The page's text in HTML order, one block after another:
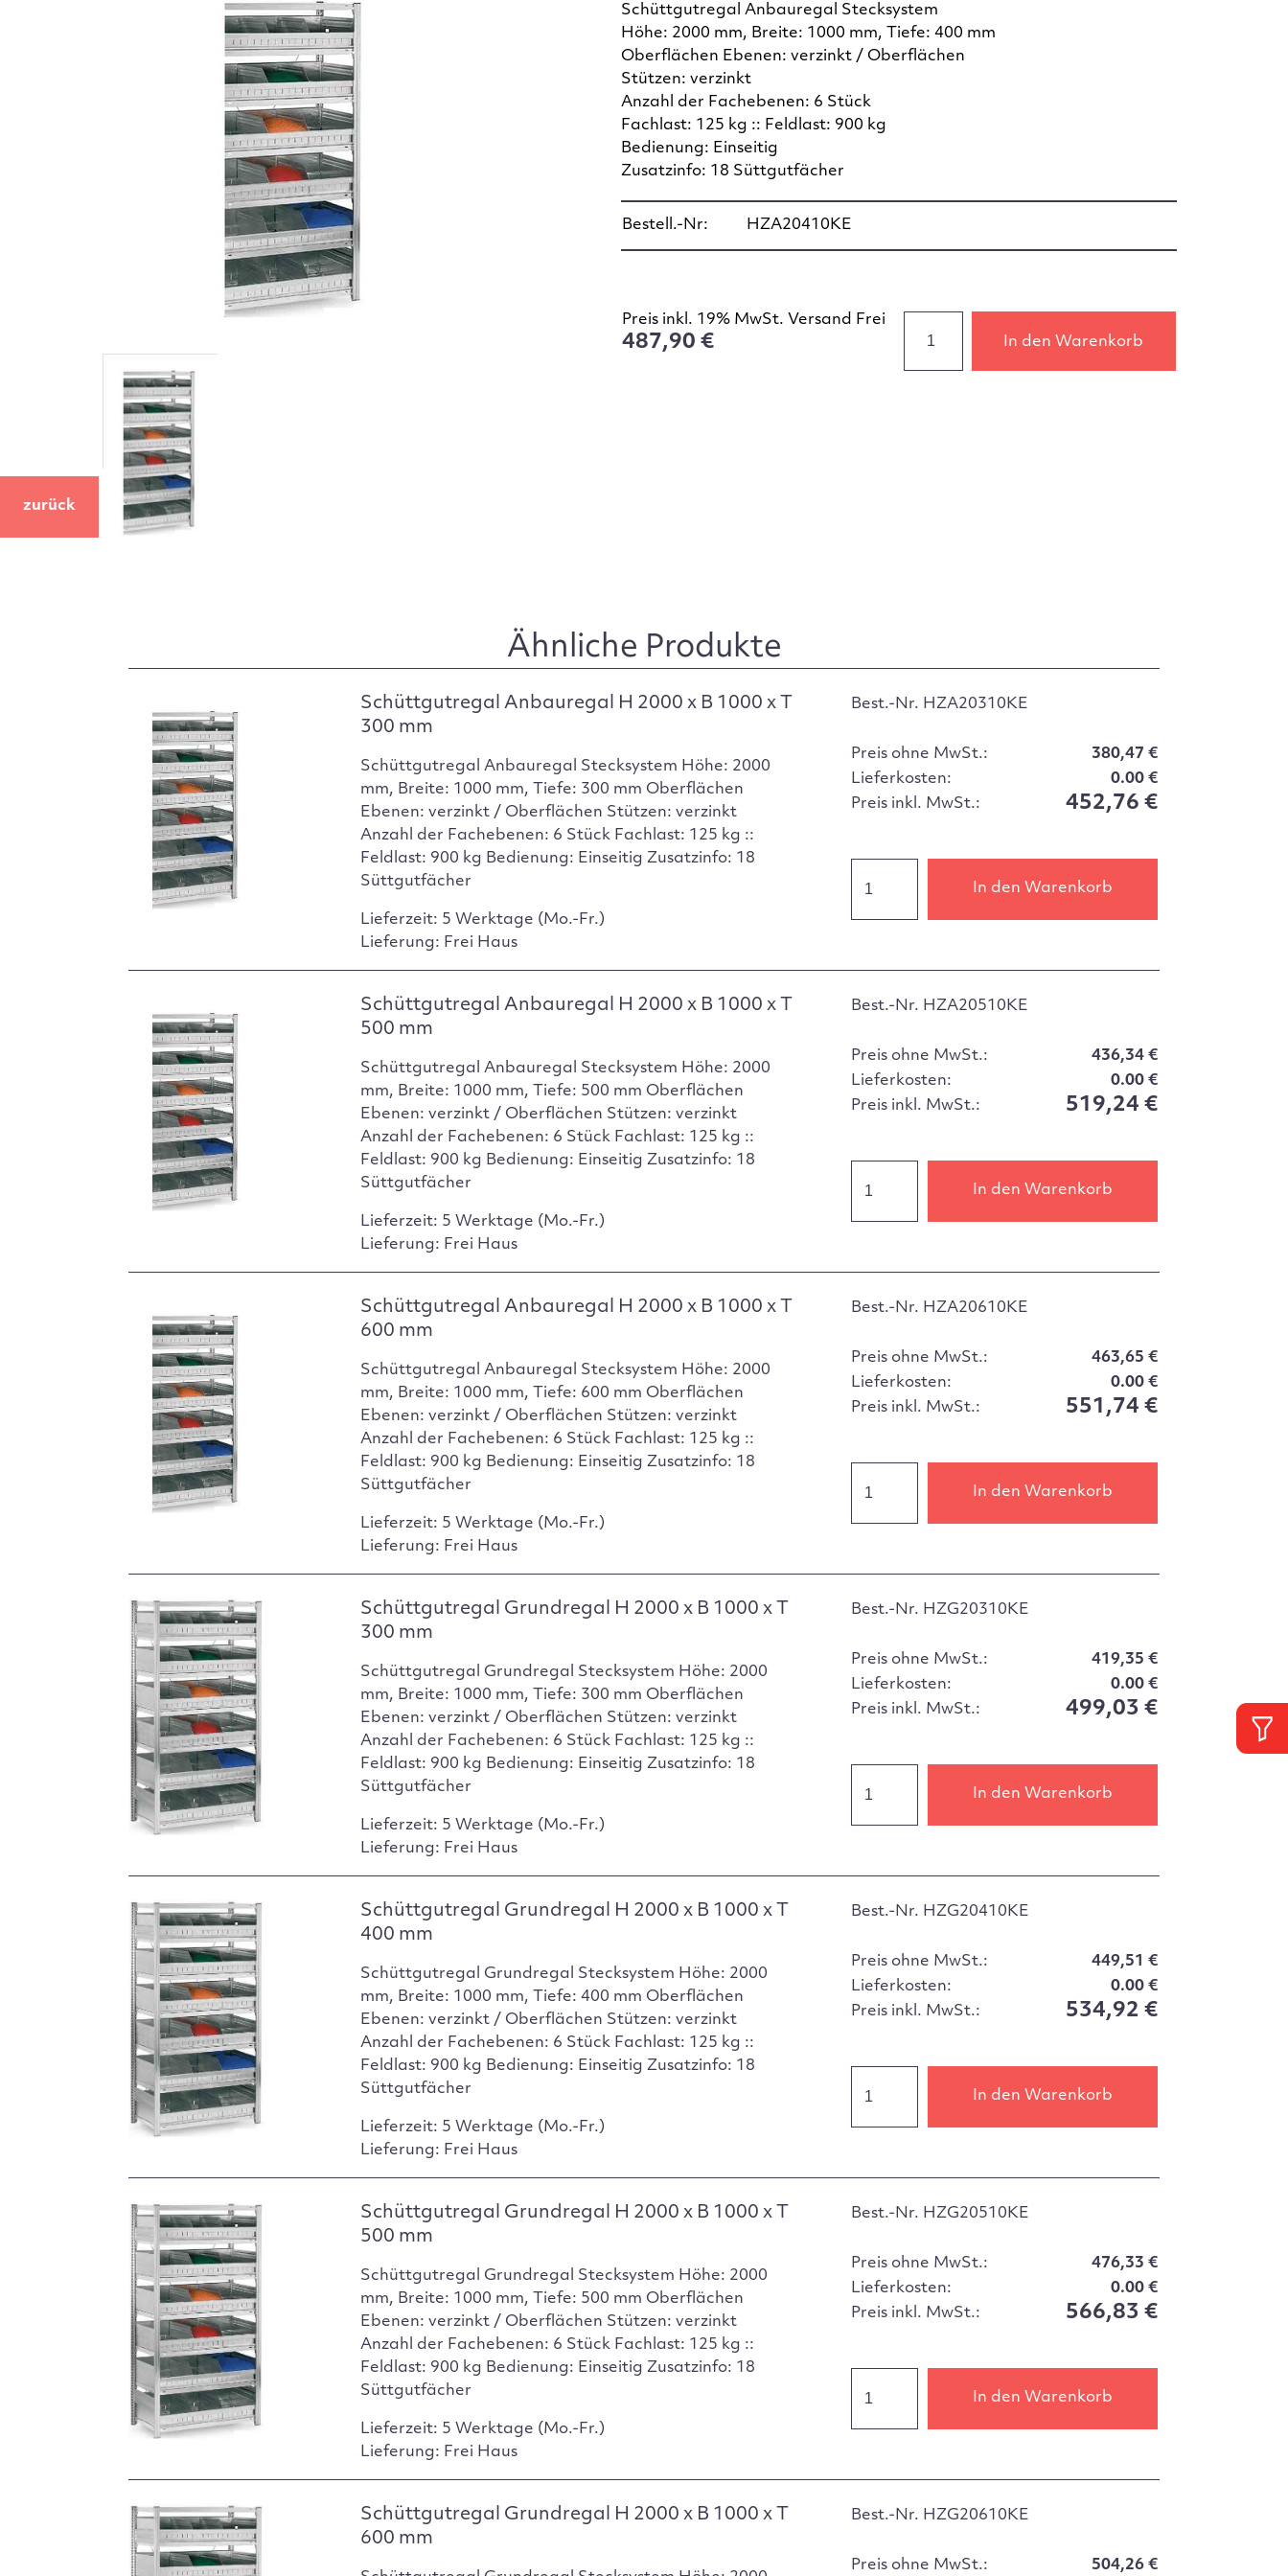
Schüttgutregal Anbauregal Stecksystem
Höhe: 2000 mm, Breite: 1000 mm, Tiefe: 400 mm
Oberflächen Ebenen: verzinkt / Oberflächen
Stützen: verzinkt
Anzahl der Fachebenen: 6 Stück
Fachlast: 125 kg :: Feldlast: 900 kg
Bedienung: Einseitig
Zusatzinfo: 18 Süttgutfächer
Bestell.-Nr: HZA20410KE
Preis inkl. 19% MwSt. Versand Frei
487,90 € In den Warenkorb
zurück
Ähnliche Produkte
Schüttgutregal Anbauregal H 2000 x B 1000 x T
300 mm
Schüttgutregal Anbauregal Stecksystem Höhe: 2000
mm, Breite: 1000 mm, Tiefe: 300 mm Oberflächen
Ebenen: verzinkt / Oberflächen Stützen: verzinkt
Anzahl der Fachebenen: 6 Stück Fachlast: 125 kg ::
Feldlast: 900 kg Bedienung: Einseitig Zusatzinfo: 18
Süttgutfächer
Lieferzeit: 5 Werktage (Mo.-Fr.)
Lieferung: Frei Haus
Best.-Nr. HZA20310KE
Preis ohne MwSt.:
380,47 €
Lieferkosten:
0.00 €
Preis inkl. MwSt.:
452,76 €
In den Warenkorb
Schüttgutregal Anbauregal H 2000 x B 1000 x T
500 mm
Schüttgutregal Anbauregal Stecksystem Höhe: 2000
mm, Breite: 1000 mm, Tiefe: 500 mm Oberflächen
Ebenen: verzinkt / Oberflächen Stützen: verzinkt
Anzahl der Fachebenen: 6 Stück Fachlast: 125 kg ::
Feldlast: 900 kg Bedienung: Einseitig Zusatzinfo: 18
Süttgutfächer
Lieferzeit: 5 Werktage (Mo.-Fr.)
Lieferung: Frei Haus
Best.-Nr. HZA20510KE
Preis ohne MwSt.:
436,34 €
Lieferkosten:
0.00 €
Preis inkl. MwSt.:
519,24 €
In den Warenkorb
Schüttgutregal Anbauregal H 2000 x B 1000 x T
600 mm
Schüttgutregal Anbauregal Stecksystem Höhe: 2000
mm, Breite: 1000 mm, Tiefe: 600 mm Oberflächen
Ebenen: verzinkt / Oberflächen Stützen: verzinkt
Anzahl der Fachebenen: 6 Stück Fachlast: 125 kg ::
Feldlast: 900 kg Bedienung: Einseitig Zusatzinfo: 18
Süttgutfächer
Lieferzeit: 5 Werktage (Mo.-Fr.)
Lieferung: Frei Haus
Best.-Nr. HZA20610KE
Preis ohne MwSt.:
463,65 €
Lieferkosten:
0.00 €
Preis inkl. MwSt.:
551,74 €
In den Warenkorb
Schüttgutregal Grundregal H 2000 x B 1000 x T
300 mm
Schüttgutregal Grundregal Stecksystem Höhe: 2000
mm, Breite: 1000 mm, Tiefe: 300 mm Oberflächen
Ebenen: verzinkt / Oberflächen Stützen: verzinkt
Anzahl der Fachebenen: 6 Stück Fachlast: 125 kg ::
Feldlast: 900 kg Bedienung: Einseitig Zusatzinfo: 18
Süttgutfächer
Lieferzeit: 5 Werktage (Mo.-Fr.)
Lieferung: Frei Haus
Best.-Nr. HZG20310KE
Preis ohne MwSt.:
419,35 €
Lieferkosten:
0.00 €
Preis inkl. MwSt.:
499,03 €
In den Warenkorb
Schüttgutregal Grundregal H 2000 x B 1000 x T
400 mm
Schüttgutregal Grundregal Stecksystem Höhe: 2000
mm, Breite: 1000 mm, Tiefe: 400 mm Oberflächen
Ebenen: verzinkt / Oberflächen Stützen: verzinkt
Anzahl der Fachebenen: 6 Stück Fachlast: 125 kg ::
Feldlast: 900 kg Bedienung: Einseitig Zusatzinfo: 18
Süttgutfächer
Lieferzeit: 5 Werktage (Mo.-Fr.)
Lieferung: Frei Haus
Best.-Nr. HZG20410KE
Preis ohne MwSt.:
449,51 €
Lieferkosten:
0.00 €
Preis inkl. MwSt.:
534,92 €
In den Warenkorb
Schüttgutregal Grundregal H 2000 x B 1000 x T
500 mm
Schüttgutregal Grundregal Stecksystem Höhe: 2000
mm, Breite: 1000 mm, Tiefe: 500 mm Oberflächen
Ebenen: verzinkt / Oberflächen Stützen: verzinkt
Anzahl der Fachebenen: 6 Stück Fachlast: 125 kg ::
Feldlast: 900 kg Bedienung: Einseitig Zusatzinfo: 18
Süttgutfächer
Lieferzeit: 5 Werktage (Mo.-Fr.)
Lieferung: Frei Haus
Best.-Nr. HZG20510KE
Preis ohne MwSt.:
476,33 €
Lieferkosten:
0.00 €
Preis inkl. MwSt.:
566,83 €
In den Warenkorb
Schüttgutregal Grundregal H 2000 x B 1000 x T
600 mm
Best.-Nr. HZG20610KE
Preis ohne MwSt.: 504,26 €